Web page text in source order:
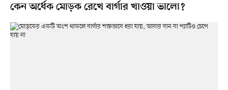
কেন অর্ধেক মোড়ক রেখে বার্গার খাওয়া ভালো?